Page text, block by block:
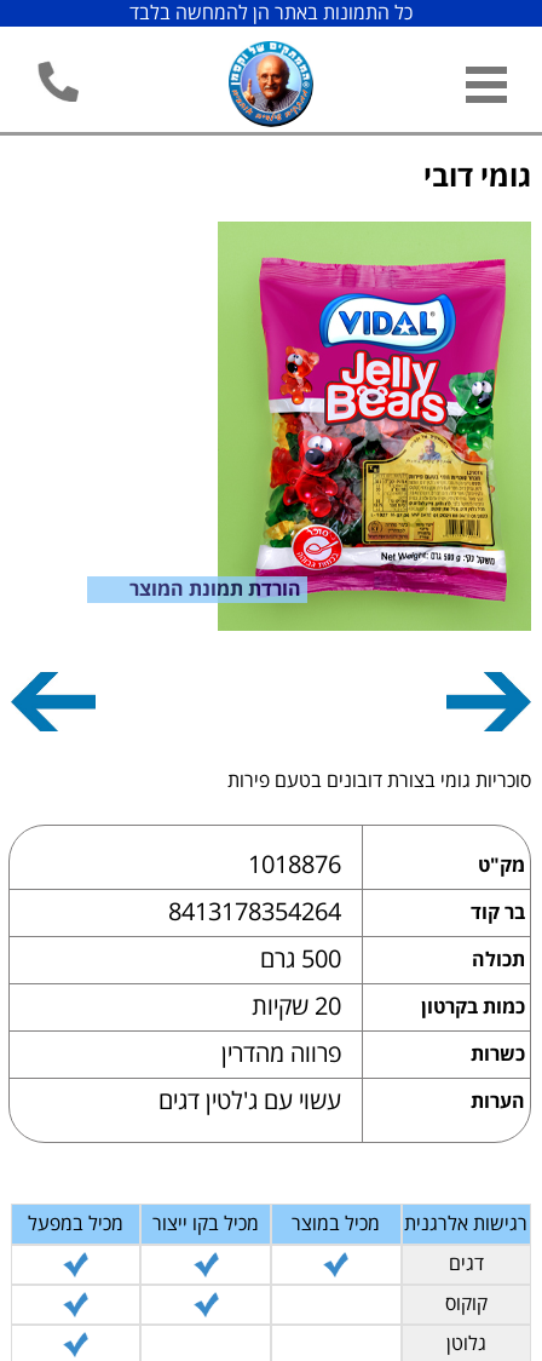
כל התמונות באתר הן להמחשה בלבד
גומי דובי
הורדת תמונת המוצר
סוכריות גומי בצורת דובונים בטעם פירות
מק"ט 1018876
בר קוד 8413178354264
תכולה 500 גרם
כמות בקרטון 20 שקיות
כשרות פרווה מהדרין
הערות עשוי עם ג'לטין דגים
רגישות אלרגנית מכיל במוצר מכיל בקו ייצור
מכיל במפעל
דגים
קוקוס
גלוטן